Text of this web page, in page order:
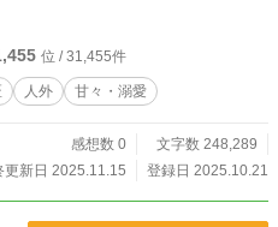
位 / 31,455件
人外 甘々・溺愛
感想数 0
文字数 248,289
更新日 2025.11.15
登録日 2025.10.21